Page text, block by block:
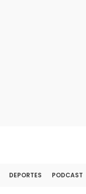
DEPORTES PODCAST